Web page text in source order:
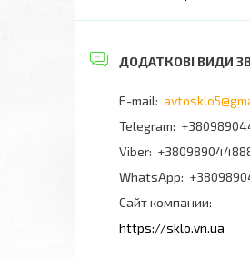
Сайт компании
https://sklo.vn.ua